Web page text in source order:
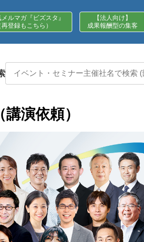
ルマガ『ビズスタ』
再登録もこちら）
【法人向け】
成果報酬型の集客
演依頼）